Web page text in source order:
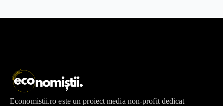
Economistii.ro este un proiect media non-profit dedicat